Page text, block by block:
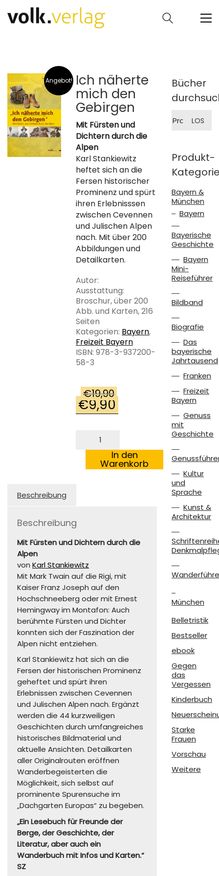
Angebot! Ich näherte
mich den
Gebirgen
Mit Fürsten und
Dichtern durch die
Alpen
Karl Stankiewitz
heftet sich an die
Fersen historischer
Prominenz und spürt
ihren Erlebnisssen
zwischen Cevennen
und Julischen Alpen
nach. Mit über 200
Abbildungen und
Detailkarten.
Autor:
Ausstattung:
Broschur, über 200
Abb. und Karten, 216
Seiten
Kategorien: Bayern,
Freizeit Bayern
ISBN: 978-3-937200-
58-3
€19,90
Ursprünglicher
Preis
€19,90
€9,90
Preis
näherte
mich
Gebirgen
In den
Warenkorb
Beschreibung
Beschreibung
Mit Fürsten und Dichtern durch die
Alpen
von Karl Stankiewitz
Mit Mark Twain auf die Rigi, mit
Kaiser Franz Joseph auf den
Hochschneeberg oder mit Ernest
Hemingway im Montafon: Auch
berühmte Fürsten und Dichter
konnten sich der Faszination der
Alpen nicht entziehen.
Karl Stankiewitz hat sich an die
Fersen der historischen Prominenz
geheftet und spürt ihren
Erlebnissen zwischen Cevennen
und Julischen Alpen nach. Ergänzt
werden die 44 kurzweiligen
Geschichten durch umfangreiches
historisches Bildmaterial und
aktuelle Ansichten. Detailkarten
aller Originalrouten eröffnen
Wanderbegeisterten die
Möglichkeit, sich selbst auf
prominente Spurensuche im
„Dachgarten Europas“ zu begeben.
„Ein Lesebuch für Freunde der
Berge, der Geschichte, der
Literatur, aber auch ein
Wanderbuch mit Infos und Karten.“
SZ
Bücher
nach:
LOS
Produkt-
Bayern &
München
Bayern
Bayerische
Geschichte
Bayern
Mini-
Reiseführer
Bildband
Biografie
Das
bayerische
Jahrtausend
Franken
Freizeit
Bayern
Genuss
mit
Geschichte
Kultur
und
Sprache
Kunst &
Architektur
München
Belletristik
Bestseller
ebook
Gegen
das
Vergessen
Kinderbuch
Starke
Frauen
Vorschau
Weitere